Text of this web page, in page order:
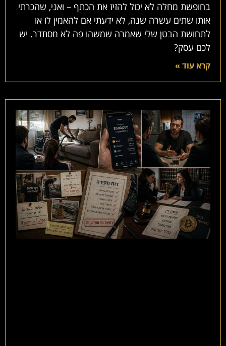
בחופשת מחלה לא יכול להזיז את הכתף – ואני, שהכרתי
אותו שתים עשרה שנה, לא ידעתי אם להאמין לו או
לתחושת הבטן שלי שאמרה שמשהו פה לא מסתדר. יש
לכם עסק?
קרא עוד »